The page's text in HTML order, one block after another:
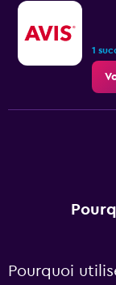
1
Pourquoi